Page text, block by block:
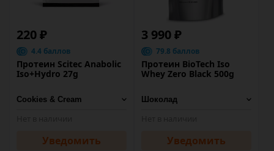
220 ₽
4.4 баллов
Протеин Scitec Anabolic
Iso+Hydro 27g
Уведомить
3 990 ₽
79.8 баллов
Протеин BioTech Iso
Whey Zero Black 500g
Уведомить